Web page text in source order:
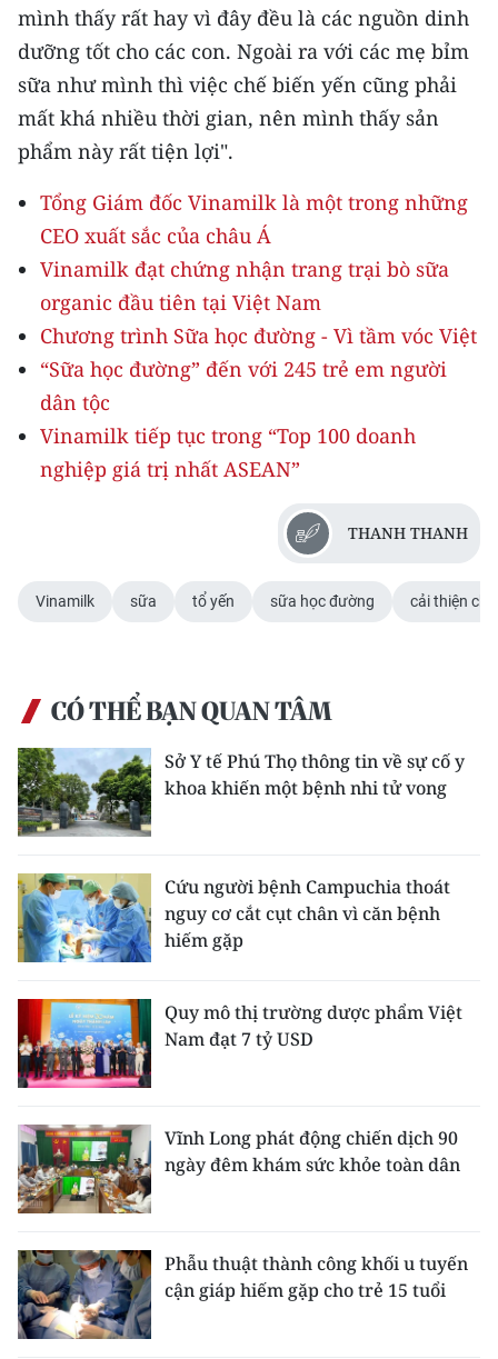
mình thấy rất hay vì đây đều là các nguồn dinh
dưỡng tốt cho các con. Ngoài ra với các mẹ bỉm
sữa như mình thì việc chế biến yến cũng phải
mất khá nhiều thời gian, nên mình thấy sản
phẩm này rất tiện lợi".
Tổng Giám đốc Vinamilk là một trong những
CEO xuất sắc của châu Á
Vinamilk đạt chứng nhận trang trại bò sữa
organic đầu tiên tại Việt Nam
Chương trình Sữa học đường - Vì tầm vóc Việt
“Sữa học đường” đến với 245 trẻ em người
dân tộc
Vinamilk tiếp tục trong “Top 100 doanh
nghiệp giá trị nhất ASEAN”
THANH THANH
Vinamilk sữa tổ yến sữa học đường cải thiện
CÓ THỂ BẠN QUAN TÂM
Sở Y tế Phú Thọ thông tin về sự cố y
khoa khiến một bệnh nhi tử vong
Cứu người bệnh Campuchia thoát
nguy cơ cắt cụt chân vì căn bệnh
hiếm gặp
Quy mô thị trường dược phẩm Việt
Nam đạt 7 tỷ USD
Vĩnh Long phát động chiến dịch 90
ngày đêm khám sức khỏe toàn dân
Phẫu thuật thành công khối u tuyến
cận giáp hiếm gặp cho trẻ 15 tuổi